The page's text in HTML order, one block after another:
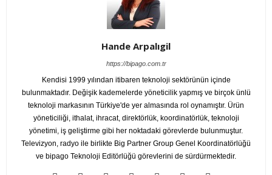
Hande Arpalıgil
https://bipago.com.tr
Kendisi 1999 yılından itibaren teknoloji sektörünün içinde
bulunmaktadır. Değişik kademelerde yöneticilik yapmış ve birçok ünlü
teknoloji markasının Türkiye'de yer almasında rol oynamıştır. Ürün
yöneticiliği, ithalat, ihracat, direktörlük, koordinatörlük, teknoloji
yönetimi, iş geliştirme gibi her noktadaki görevlerde bulunmuştur.
Televizyon, radyo ile birlikte Big Partner Group Genel Koordinatörlüğü
ve bipago Teknoloji Editörlüğü görevlerini de sürdürmektedir.